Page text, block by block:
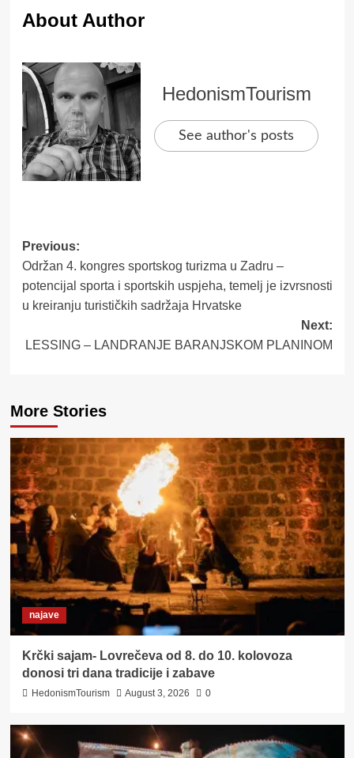
About Author
HedonismTourism
See author's posts
Post
navigation
Previous:
Održan 4. kongres sportskog turizma u Zadru –
potencijal sporta i sportskih uspjeha, temelj je izvrsnosti
u kreiranju turističkih sadržaja Hrvatske
Next:
LESSING – LANDRANJE BARANJSKOM PLANINOM
More Stories
najave
Krčki sajam- Lovrečeva od 8. do 10. kolovoza
donosi tri dana tradicije i zabave
HedonismTourism August 3, 2026 0